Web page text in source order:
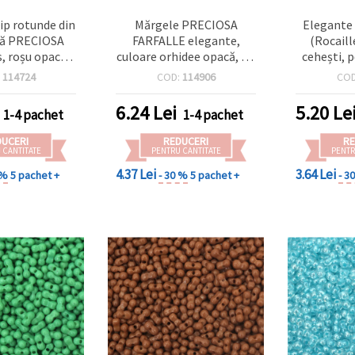
rotunde din
PRECIOSA
roșu opac
mm, gaură 1
114724
1-4 pachet
CANTITATE
5 pachet +
Mărgele PRECIOSA
FARFALLE elegante,
culoare orhidee opacă, 3 x
6,5 mm, gaură 1 mm – 10
pentru bijuterii feminine
handmade și proiecte DIY
romantice
COD: 114906
6.24Lei 1-4 pachet
REDUCERI
PENTRU CANTITATE
4.37 Lei- 30 %5 pachet +
cehești,
pastel
pentru
și
5.20 Lei
3.64 Lei-